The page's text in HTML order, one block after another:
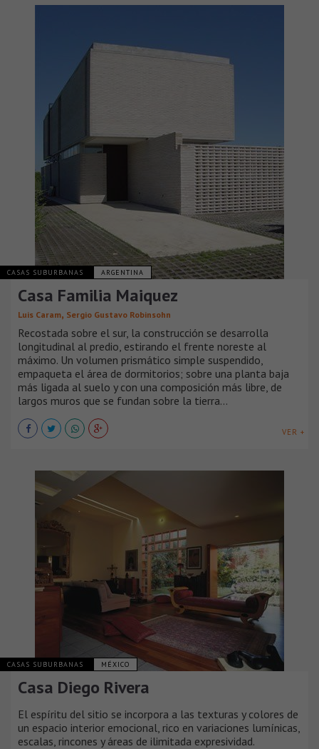
CASAS SUBURBANAS ARGENTINA
Casa Familia Maiquez
Luis Caram, Sergio Gustavo Robinsohn
Recostada sobre el sur, la construcción se desarrolla
longitudinal al predio, estirando el frente noreste al
máximo. Un volumen prismático simple suspendido,
empaqueta el área de dormitorios; sobre una planta baja
más ligada al suelo y con una composición más libre, de
largos muros que se fundan sobre la tierra...
VER +
CASAS SUBURBANAS MÉXICO
Casa Diego Rivera
El espíritu del sitio se incorpora a las texturas y colores de
un espacio interior emocional, rico en variaciones lumínicas,
escalas, rincones y áreas de ilimitada expresividad.